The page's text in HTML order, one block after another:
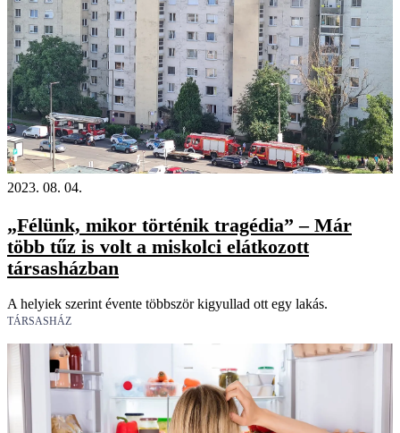
2023. 08. 04.
„Félünk, mikor történik tragédia” – Már
több tűz is volt a miskolci elátkozott
társasházban
A helyiek szerint évente többször kigyullad ott egy lakás.
TÁRSASHÁZ